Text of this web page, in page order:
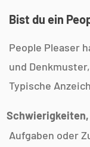
Bist du ein
People Pleaser
und
Typische
Schwierigkeiten,
Aufgaben oder